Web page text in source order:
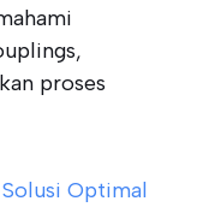
proses
Solusi Optimal